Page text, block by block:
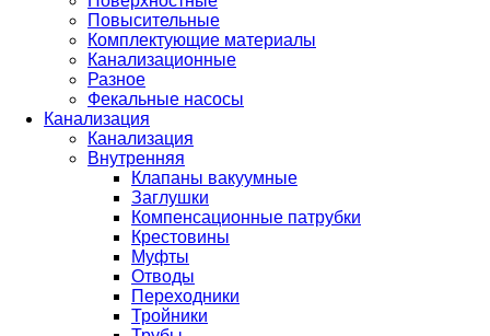
Повысительные
Комплектующие материалы
Канализационные
Разное
Фекальные насосы
Канализация
Канализация
Внутренняя
Клапаны вакуумные
Заглушки
Компенсационные патрубки
Крестовины
Муфты
Отводы
Переходники
Тройники